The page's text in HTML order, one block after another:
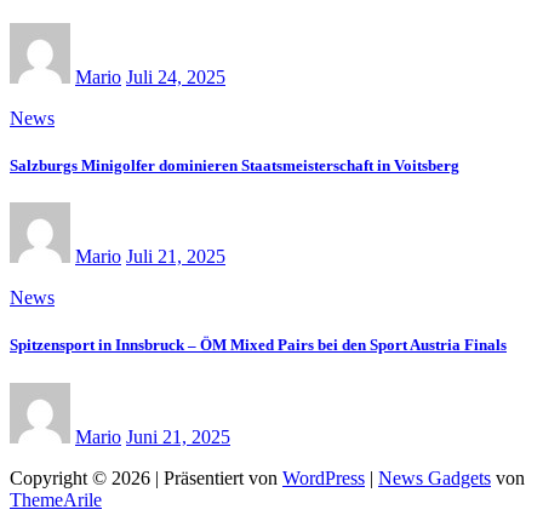
Mario Juli 24, 2025
News
Salzburgs Minigolfer dominieren Staatsmeisterschaft in Voitsberg
Mario Juli 21, 2025
News
Spitzensport in Innsbruck – ÖM Mixed Pairs bei den Sport Austria Finals
Mario Juni 21, 2025
Copyright © 2026 | Präsentiert von WordPress | News Gadgets von
ThemeArile